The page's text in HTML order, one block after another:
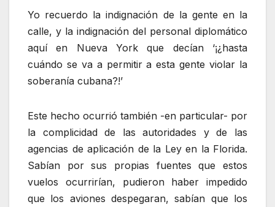
Yo recuerdo la indignación de la gente en la
calle, y la indignación del personal diplomático
aquí en Nueva York que decían ‘¡¿hasta
cuándo se va a permitir a esta gente violar la
soberanía cubana?!’
Este hecho ocurrió también -en particular- por
la complicidad de las autoridades y de las
agencias de aplicación de la Ley en la Florida.
Sabían por sus propias fuentes que estos
vuelos ocurrirían, pudieron haber impedido
que los aviones despegaran, sabían que los